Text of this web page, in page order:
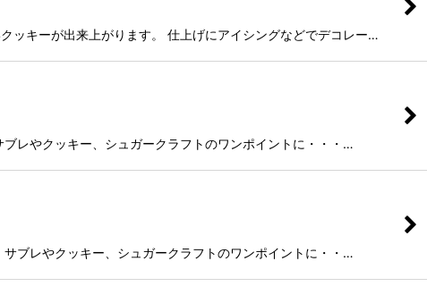
ッキーが出来上がります。 仕上げにアイシングなどでデコレー…
レやクッキー、シュガークラフトのワンポイントに・・・…
ブレやクッキー、シュガークラフトのワンポイントに・・…